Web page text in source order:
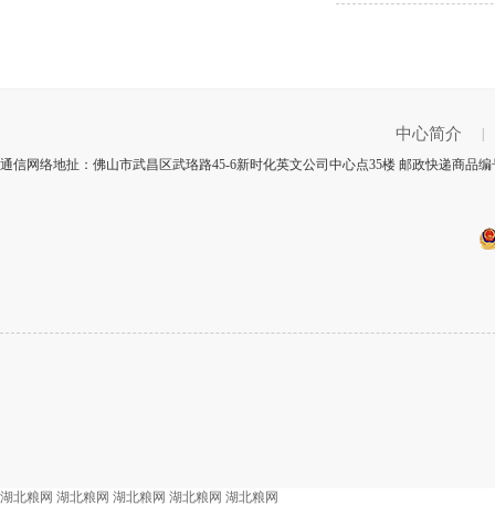
中心简介
通信网络地扯：佛山市武昌区武珞路45-6新时化英文公司中心点35楼 邮政快递商品
湖北粮网 湖北粮网 湖北粮网 湖北粮网 湖北粮网